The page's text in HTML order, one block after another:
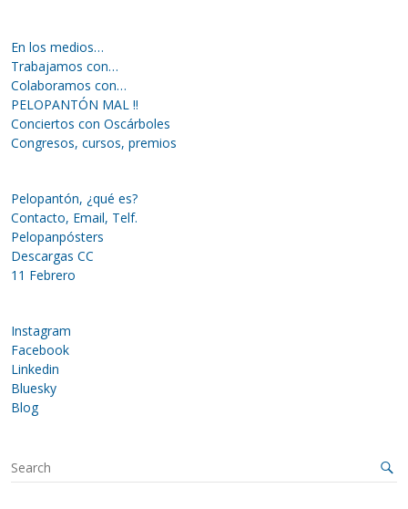
En los medios…
Trabajamos con…
Colaboramos con…
PELOPANTÓN MAL !!
Conciertos con Oscárboles
Congresos, cursos, premios
Pelopantón, ¿qué es?
Contacto, Email, Telf.
Pelopanpósters
Descargas CC
11 Febrero
Instagram
Facebook
Linkedin
Bluesky
Blog
S
e